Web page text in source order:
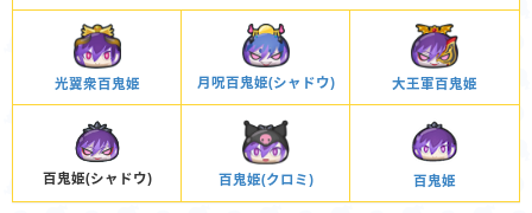
光翼衆百鬼姫 月呪百鬼姫(シャドウ) 大王軍百鬼姫
百鬼姫(シャドウ) 百鬼姫(クロミ) 百鬼姫